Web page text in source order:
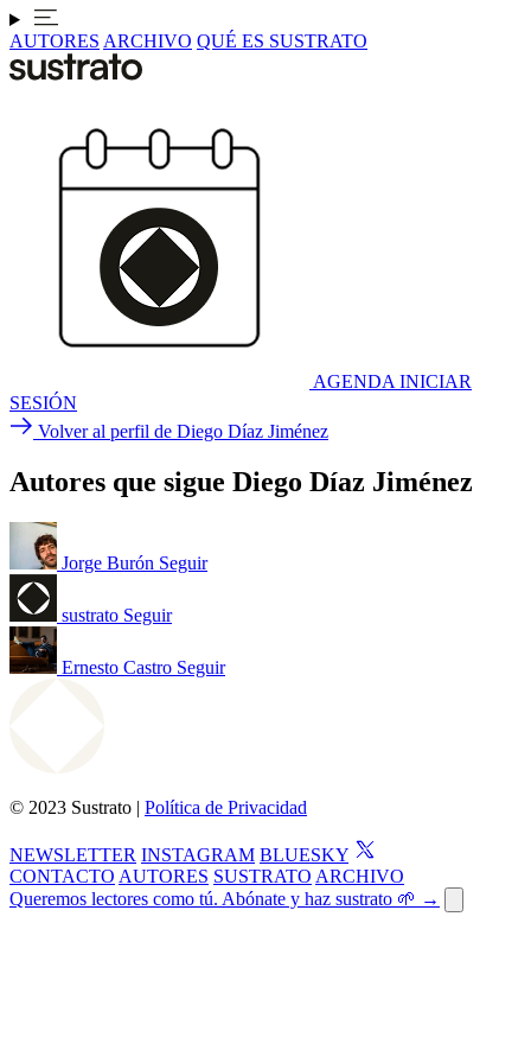
AUTORES ARCHIVO QUÉ ES SUSTRATO
AGENDA INICIAR
SESIÓN
Volver al perfil de Diego Díaz Jiménez
Autores que sigue Diego Díaz Jiménez
Jorge Burón Seguir
sustrato Seguir
Ernesto Castro Seguir
© 2023 Sustrato | Política de Privacidad
NEWSLETTER INSTAGRAM BLUESKY
CONTACTO AUTORES SUSTRATO ARCHIVO
Queremos lectores como tú. Abónate y haz sustrato 🌱 →